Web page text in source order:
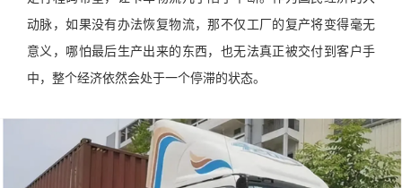
动脉，如果没有办法恢复物流，那不仅工厂的复产将变得毫无
意义，哪怕最后生产出来的东西，也无法真正被交付到客户手
中，整个经济依然会处于一个停滞的状态。